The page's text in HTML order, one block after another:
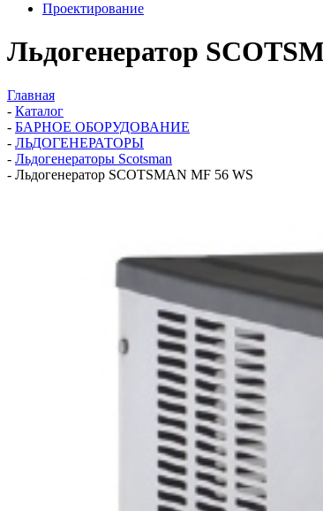
Проектирование
Льдогенератор
Главная
- Каталог
- БАРНОЕ ОБОРУДОВАНИЕ
- ЛЬДОГЕНЕРАТОРЫ
- Льдогенераторы Scotsman
- Льдогенератор SCOTSMAN MF 56 WS